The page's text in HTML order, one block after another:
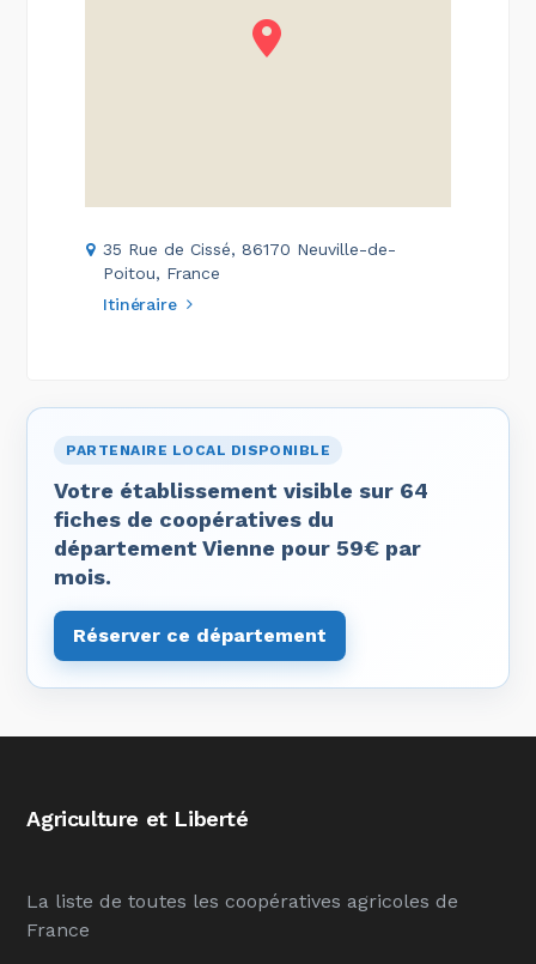
35 Rue de Cissé, 86170 Neuville-de-
Poitou, France
Itinéraire
PARTENAIRE LOCAL DISPONIBLE
Votre établissement visible sur 64
fiches de coopératives du
département Vienne pour 59€ par
mois.
Réserver ce département
Agriculture et Liberté
La liste de toutes les coopératives agricoles de
France